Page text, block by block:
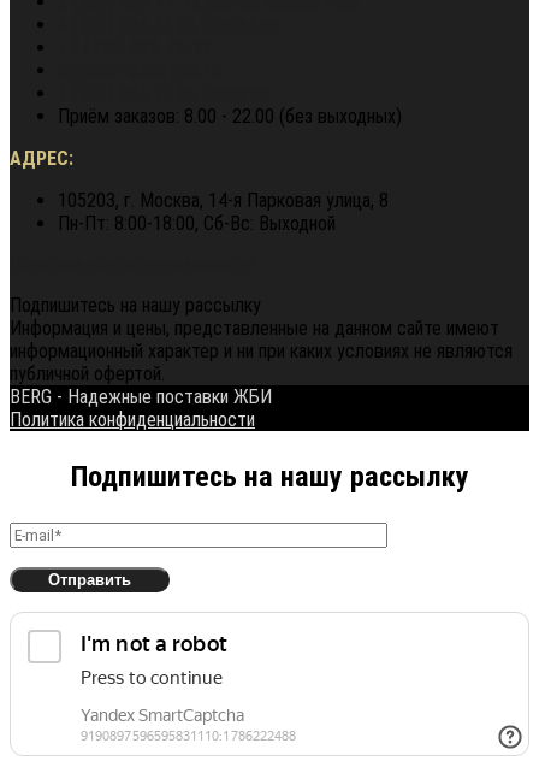
Приём заказов: 8.00 - 22.00 (без выходных)
АДРЕС:
105203, г. Москва, 14-я Парковая улица, 8
Пн-Пт: 8:00-18:00, Сб-Вс: Выходной
Подпишитесь на нашу рассылку
Информация и цены, представленные на данном сайте имеют
информационный характер и ни при каких условиях не являются
публичной офертой.
BERG - Надежные поставки ЖБИ
Политика конфиденциальности
Подпишитесь на нашу рассылку